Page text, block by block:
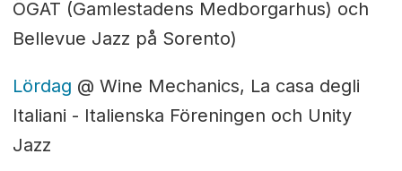
ÖGAT (Gamlestadens Medborgarhus) och
Bellevue Jazz på Sorento)
Lördag @ Wine Mechanics, La casa degli
Italiani - Italienska Föreningen och Unity
Jazz